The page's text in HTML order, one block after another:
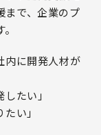
まで、企業のプ
内に開発人材が
たい」
い」